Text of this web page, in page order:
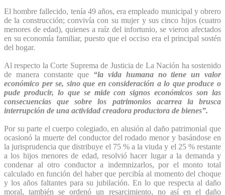
El hombre fallecido, tenía 49 años, era empleado municipal y obrero
de la construcción; convivía con su mujer y sus cinco hijos (cuatro
menores de edad), quienes a raíz del infortunio, se vieron afectados
en su economía familiar, puesto que el occiso era el principal sostén
del hogar.
Al respecto la Corte Suprema de Justicia de La Nación ha sostenido
de manera constante que “la vida humana no tiene un valor
económico per se, sino que en consideración a lo que produce o
pude producir, lo que se mide con signos económicos son las
consecuencias que sobre los patrimonios acarrea la brusca
interrupción de una actividad creadora productora de bienes”.
Por su parte el cuerpo colegiado, en alusión al daño patrimonial que
ocasionó la muerte del conductor del rodado menor y basándose en
la jurisprudencia que distribuye el 75 % a la viuda y el 25 % restante
a los hijos menores de edad, resolvió hacer lugar a la demanda y
condenar al otro conductor a indemnizarlos, por el monto total
calculado en función del haber que percibía al momento del choque
y los años faltantes para su jubilación. En lo que respecta al daño
moral, también se ordenó un resarcimiento, no así en el daño